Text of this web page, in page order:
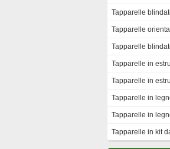
Tapparelle
Tapparelle
Tapparelle
Tapparelle in
Tapparelle in
Tapparelle in
Tapparelle in
Tapparelle in kit